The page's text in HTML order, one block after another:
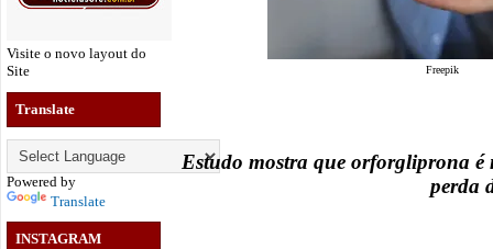
Visite o novo layout do
Site
Translate
Powered by
Translate
INSTAGRAM
Freepik
Estudo mostra que orforgliprona é
perda